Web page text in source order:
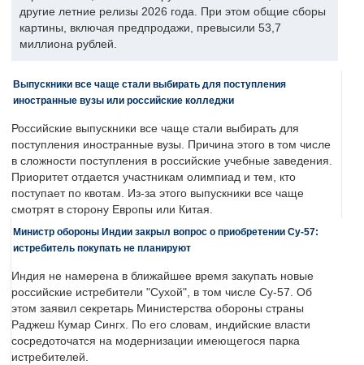
другие летние релизы 2026 года. При этом общие сборы
картины, включая предпродажи, превысили 53,7
миллиона рублей.
Выпускники все чаще стали выбирать для поступления
иностранные вузы или российские колледжи
Российские выпускники все чаще стали выбирать для
поступления иностранные вузы. Причина этого в том числе
в сложности поступления в российские учебные заведения.
Приоритет отдается участникам олимпиад и тем, кто
поступает по квотам. Из-за этого выпускники все чаще
смотрят в сторону Европы или Китая.
Министр обороны Индии закрыл вопрос о приобретении Су-57:
истребитель покупать не планируют
Индия не намерена в ближайшее время закупать новые
российские истребители "Сухой", в том числе Су-57. Об
этом заявил секретарь Министерства обороны страны
Раджеш Кумар Сингх. По его словам, индийские власти
сосредоточатся на модернизации имеющегося парка
истребителей.